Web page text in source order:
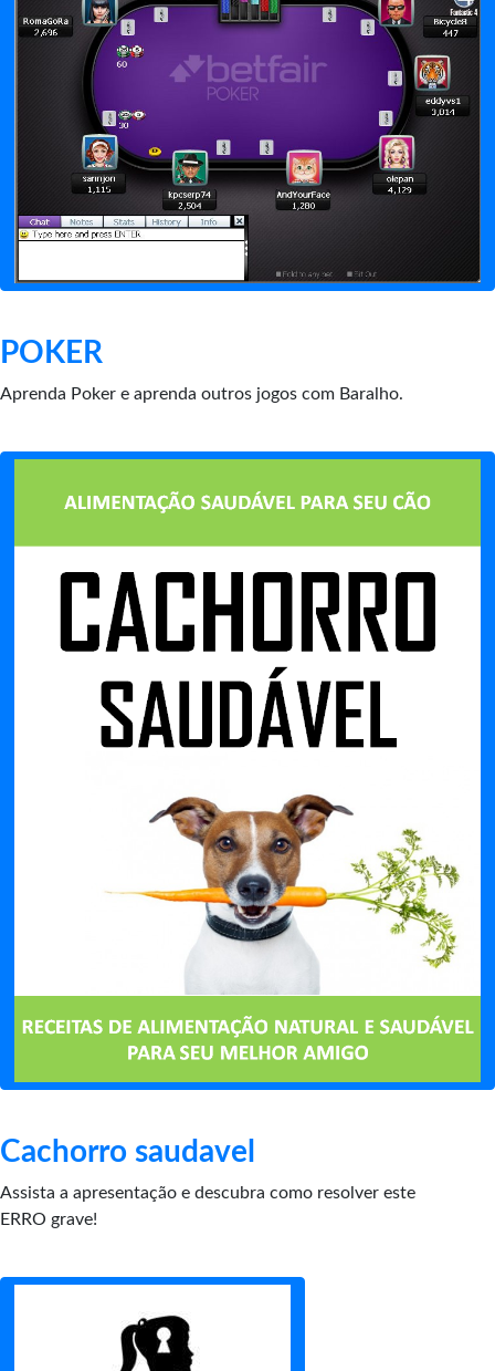
POKER
Aprenda Poker e aprenda outros jogos com Baralho.
Cachorro saudavel
Assista a apresentação e descubra como resolver este
ERRO grave!